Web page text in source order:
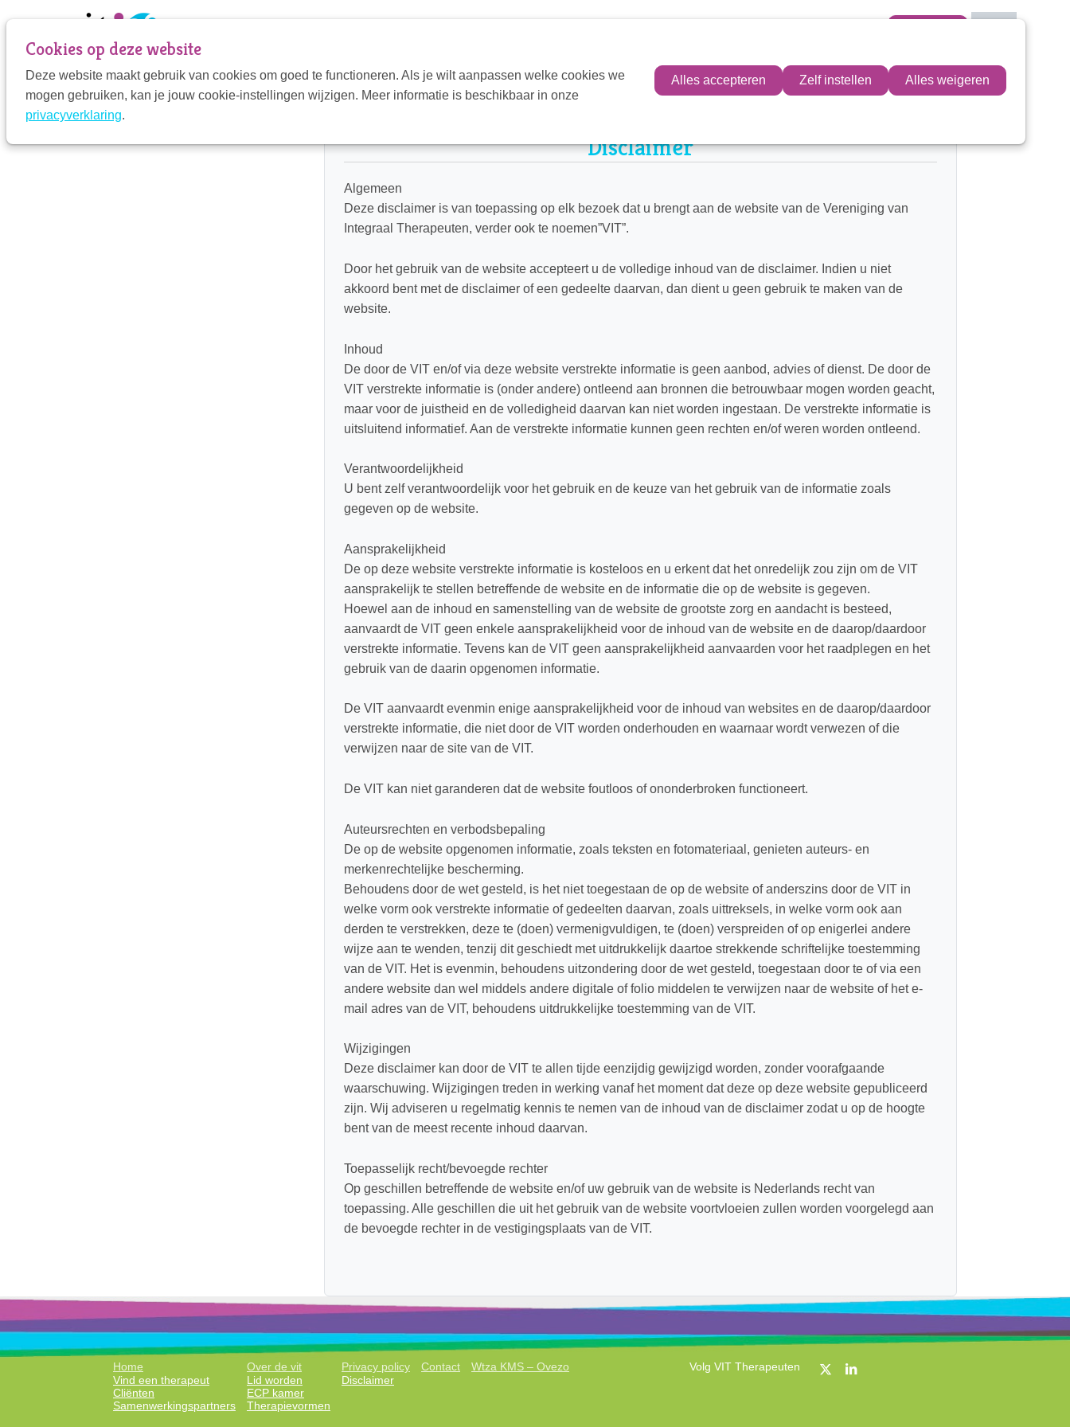
Cookies op deze website
Deze website maakt gebruik van cookies om goed te functioneren. Als je wilt aanpassen welke cookies we
mogen gebruiken, kan je jouw cookie-instellingen wijzigen. Meer informatie is beschikbaar in onze
privacyverklaring.
Alles accepteren Zelf instellen Alles weigeren
Jump
to
navigation
Jump
Disclaimer
Algemeen
Deze disclaimer is van toepassing op elk bezoek dat u brengt aan de website van de Vereniging van
Integraal Therapeuten, verder ook te noemen”VIT”.
Door het gebruik van de website accepteert u de volledige inhoud van de disclaimer. Indien u niet
akkoord bent met de disclaimer of een gedeelte daarvan, dan dient u geen gebruik te maken van de
website.
Inhoud
De door de VIT en/of via deze website verstrekte informatie is geen aanbod, advies of dienst. De door de
VIT verstrekte informatie is (onder andere) ontleend aan bronnen die betrouwbaar mogen worden geacht,
maar voor de juistheid en de volledigheid daarvan kan niet worden ingestaan. De verstrekte informatie is
uitsluitend informatief. Aan de verstrekte informatie kunnen geen rechten en/of weren worden ontleend.
Verantwoordelijkheid
U bent zelf verantwoordelijk voor het gebruik en de keuze van het gebruik van de informatie zoals
gegeven op de website.
Aansprakelijkheid
De op deze website verstrekte informatie is kosteloos en u erkent dat het onredelijk zou zijn om de VIT
aansprakelijk te stellen betreffende de website en de informatie die op de website is gegeven.
Hoewel aan de inhoud en samenstelling van de website de grootste zorg en aandacht is besteed,
aanvaardt de VIT geen enkele aansprakelijkheid voor de inhoud van de website en de daarop/daardoor
verstrekte informatie. Tevens kan de VIT geen aansprakelijkheid aanvaarden voor het raadplegen en het
gebruik van de daarin opgenomen informatie.
De VIT aanvaardt evenmin enige aansprakelijkheid voor de inhoud van websites en de daarop/daardoor
verstrekte informatie, die niet door de VIT worden onderhouden en waarnaar wordt verwezen of die
verwijzen naar de site van de VIT.
De VIT kan niet garanderen dat de website foutloos of ononderbroken functioneert.
Auteursrechten en verbodsbepaling
De op de website opgenomen informatie, zoals teksten en fotomateriaal, genieten auteurs- en
merkenrechtelijke bescherming.
Behoudens door de wet gesteld, is het niet toegestaan de op de website of anderszins door de VIT in
welke vorm ook verstrekte informatie of gedeelten daarvan, zoals uittreksels, in welke vorm ook aan
derden te verstrekken, deze te (doen) vermenigvuldigen, te (doen) verspreiden of op enigerlei andere
wijze aan te wenden, tenzij dit geschiedt met uitdrukkelijk daartoe strekkende schriftelijke toestemming
van de VIT. Het is evenmin, behoudens uitzondering door de wet gesteld, toegestaan door te of via een
andere website dan wel middels andere digitale of folio middelen te verwijzen naar de website of het e-
mail adres van de VIT, behoudens uitdrukkelijke toestemming van de VIT.
Wijzigingen
Deze disclaimer kan door de VIT te allen tijde eenzijdig gewijzigd worden, zonder voorafgaande
waarschuwing. Wijzigingen treden in werking vanaf het moment dat deze op deze website gepubliceerd
zijn. Wij adviseren u regelmatig kennis te nemen van de inhoud van de disclaimer zodat u op de hoogte
bent van de meest recente inhoud daarvan.
Toepasselijk recht/bevoegde rechter
Op geschillen betreffende de website en/of uw gebruik van de website is Nederlands recht van
toepassing. Alle geschillen die uit het gebruik van de website voortvloeien zullen worden voorgelegd aan
de bevoegde rechter in de vestigingsplaats van de VIT.
Home
Vind een therapeut
Cliënten
Samenwerkingspartners
Over de vit
Lid worden
ECP kamer
Therapievormen
Privacy policy
Disclaimer
Contact Wtza KMS – Ovezo Volg VIT Therapeuten
Mijn VIT